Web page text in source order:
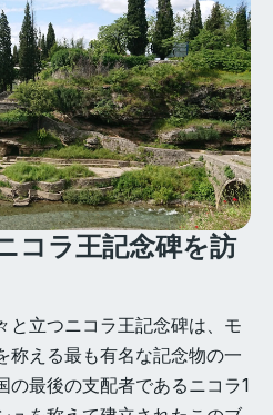
コラ王記念碑を訪
と立つニコラ王記念碑は、モ
称える最も有名な記念物の一
の最後の支配者であるニコラ1